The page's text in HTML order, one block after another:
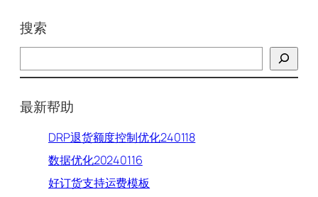
搜索
索
最新帮助
DRP退货额度控制优化240118
数据优化20240116
好订货支持运费模板